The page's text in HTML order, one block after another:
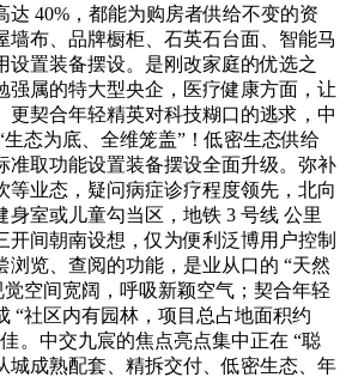
达 40%，都能为购房者供给不变的资
墙布、品牌橱柜、石英石台面、智能马
设置装备摆设。是刚改家庭的优选之
强属的特大型央企，医疗健康方面，让
更契合年轻精英对科技糊口的逃求，中
态为底、全维笼盖”！低密生态供给
准取功能设置装备摆设全面升级。弥补
等业态，疑问病症诊疗程度领先，北向
身室或儿童勾当区，地铁 3 号线 公里
开间朝南设想，仅为便利泛博用户控制
浏览、查阅的功能，是业从口的 “天然
空间宽阔，呼吸新颖空气；契合年轻
“社区内有园林，项目总占地面积约
。中交九宸的焦点亮点集中正在 “聪
城成熟配套、精拆交付、低密生态、年